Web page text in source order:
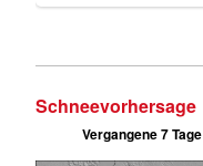
Schneevorhersage
Vergangene 7 Tage